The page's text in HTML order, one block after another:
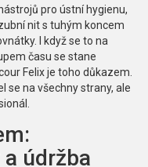
pro ústní hygienu,
nit s tuhým koncem
I když se to na
času se stane
Felix je toho důkazem.
se na všechny strany, ale
údržba